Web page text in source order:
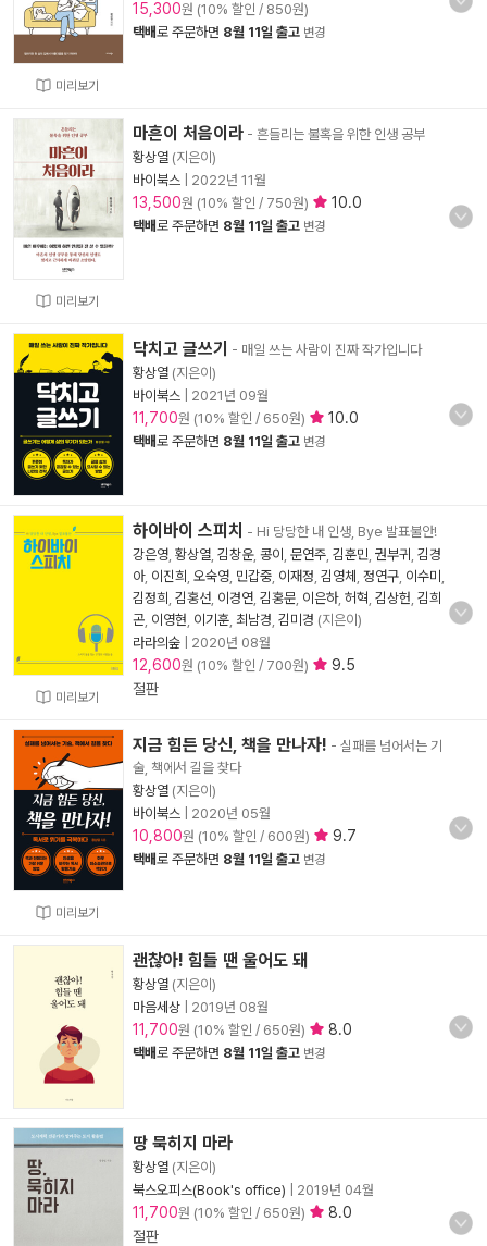
미리보기
15,300원 (10% 할인 / 850원)
택배로 주문하면 8월 11일 출고 변경
미리보기
마흔이 처음이라 - 흔들리는 불혹을 위한 인생 공부
황상열 (지은이)
바이북스
2022년 11월
13,500원 (10% 할인 / 750원) 10.0
택배로 주문하면 8월 11일 출고 변경
닥치고 글쓰기
- 매일 쓰는 사람이 진짜 작가입니다
황상열 (지은이)
바이북스
2021년 09월
11,700원 (10% 할인 / 650원) 10.0
택배로 주문하면 8월 11일 출고 변경
미리보기
하이바이 스피치 - Hi 당당한 내 인생, Bye 발표불안!
강은영 황상열 김창운, 콩이 문연주 김훈민 권부귀 김경
아, 이진희 오숙영 민갑중 이재정 김영체 정연구 이수미
김정희 김홍선 이경연 김홍문 이은하, 허혁 김상헌 김희
곤 이영현 이기훈 최남경 김미경 (지은이)
라라의숲
2020년 08월
12,600원 (10% 할인 / 700원)
9.5
절판
미리보기
지금 힘든 당신, 책을 만나자! - 실패를 넘어서는 기
술, 책에서 길을 찾다
황상열 (지은이)
바이북스
2020년 05월
10,800원 (10% 할인 / 600원) 9.7
택배로 주문하면 8월 11일 출고 변경
괜찮아! 힘들 땐 울어도 돼
황상열 (지은이)
마음세상
2019년 08월
11,700원 (10% 할인 / 650원) 8.0
택배로 주문하면 8월 11일 출고 변경
땅 묵히지 마라
황상열 (지은이)
북스오피스(Book's office)
2019년 04월
11,700원 (10% 할인 / 650원)
8.0
절판